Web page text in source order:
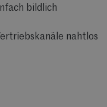
bildlich
nahtlos